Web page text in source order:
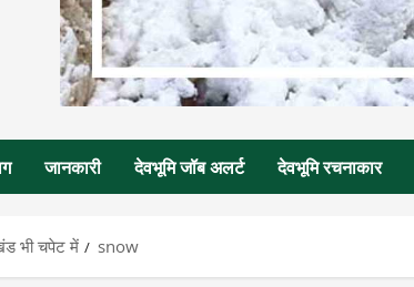
जानकारी देवभूमि जॉब अलर्ट देवभूमि रचनाकार
भी चपेट में snow